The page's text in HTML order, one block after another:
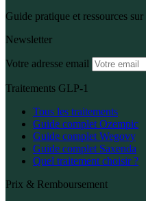
Guide pratique et ressources
Newsletter
Votre adresse email
Traitements GLP-1
Tous les traitements
Guide complet Ozempic
Guide complet Wegovy
Guide complet Saxenda
Quel traitement choisir ?
Prix & Remboursement